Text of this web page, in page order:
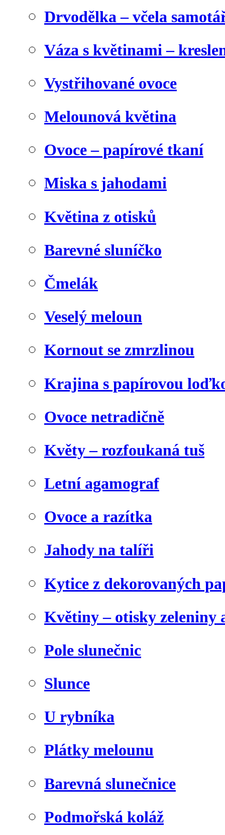
Drvodělka – včela
Váza s květinami –
Vystřihované ovoce
Melounová květina
Ovoce – papírové tkaní
Miska s jahodami
Květina z otisků
Barevné sluníčko
Čmelák
Veselý meloun
Kornout se zmrzlinou
Krajina s papírovou
Ovoce netradičně
Květy – rozfoukaná tuš
Letní agamograf
Ovoce a razítka
Jahody na talíři
Kytice z dekorovaných
Květiny – otisky zeleniny
Pole slunečnic
Slunce
U rybníka
Plátky melounu
Barevná slunečnice
Podmořská koláž